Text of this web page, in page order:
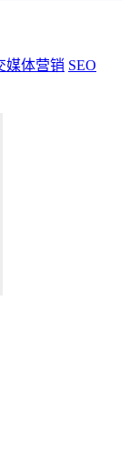
媒体营销 SEO